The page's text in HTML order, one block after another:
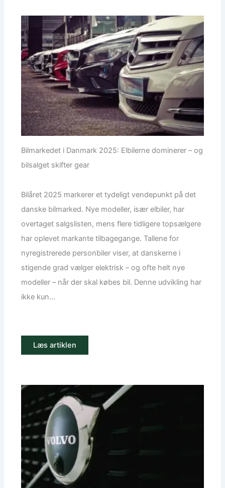
Bilmarkedet i Danmark 2025: Elbilerne dominerer – og
bilsalget skifter gear
Bilåret 2025 markerer et tydeligt vendepunkt på det
danske bilmarked. Nye modeller, især elbiler, har
overtaget salgslisten, mens flere tidligere topsælgere
har oplevet markante tilbagegange. Tallene for
nyregistrerede personbiler viser, at danskerne i
stigende grad vælger elektrisk – og ofte helt nye
modeller – når der skal købes bil. Denne udvikling har
ikke kun...
Læs artiklen